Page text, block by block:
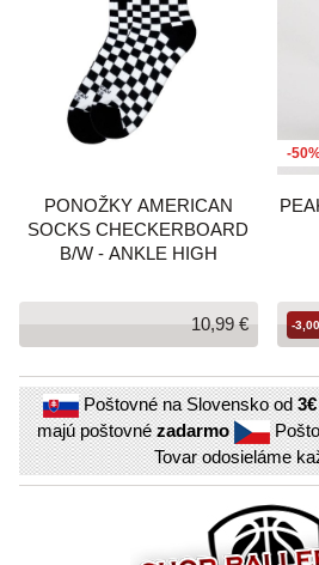
PONOŽKY AMERICAN
SOCKS CHECKERBOARD
B/W - ANKLE HIGH
10,99 €
-
-
Poštovné na Slovensko od3€
majú poštovnézadarmo
Tovar odosieláme